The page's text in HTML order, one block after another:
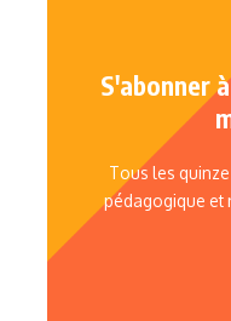
S'abonner
Tous les
pédagogique et